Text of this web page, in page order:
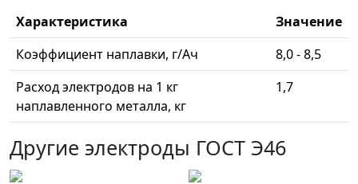
Характеристика
Значение
Коэффициент наплавки, г/Ач
8,0 - 8,5
Расход электродов на 1 кг
наплавленного металла, кг
1,7
Другие электроды ГОСТ Э46